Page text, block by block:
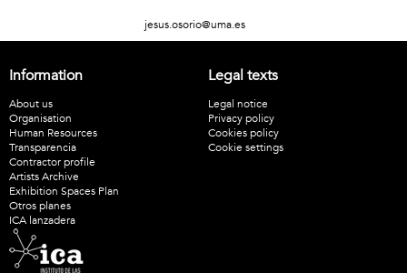
jesus.osorio@uma.es
Information
About us
Organisation
Human Resources
Transparencia
Contractor profile
Artists Archive
Exhibition Spaces Plan
Otros planes
ICA lanzadera
Legal texts
Legal notice
Privacy policy
Cookies policy
Cookie settings